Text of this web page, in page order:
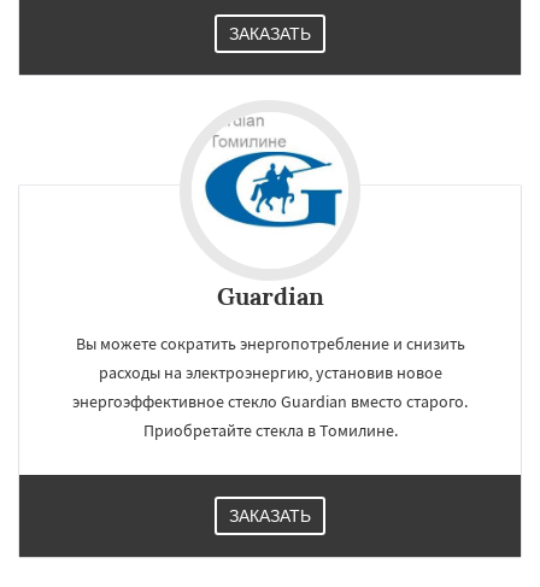
ЗАКАЗАТЬ
Guardian
Вы можете сократить энергопотребление и снизить
расходы на электроэнергию, установив новое
энергоэффективное стекло Guardian вместо старого.
Приобретайте стекла в Томилине.
ЗАКАЗАТЬ